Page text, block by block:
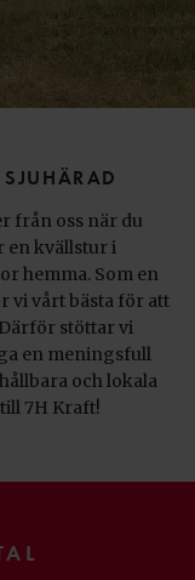
SJUHÄRAD
från oss när du
en kvällstur i
hemma. Som en
vi vårt bästa för att
stöttar vi
en meningsfull
och lokala
7H Kraft!